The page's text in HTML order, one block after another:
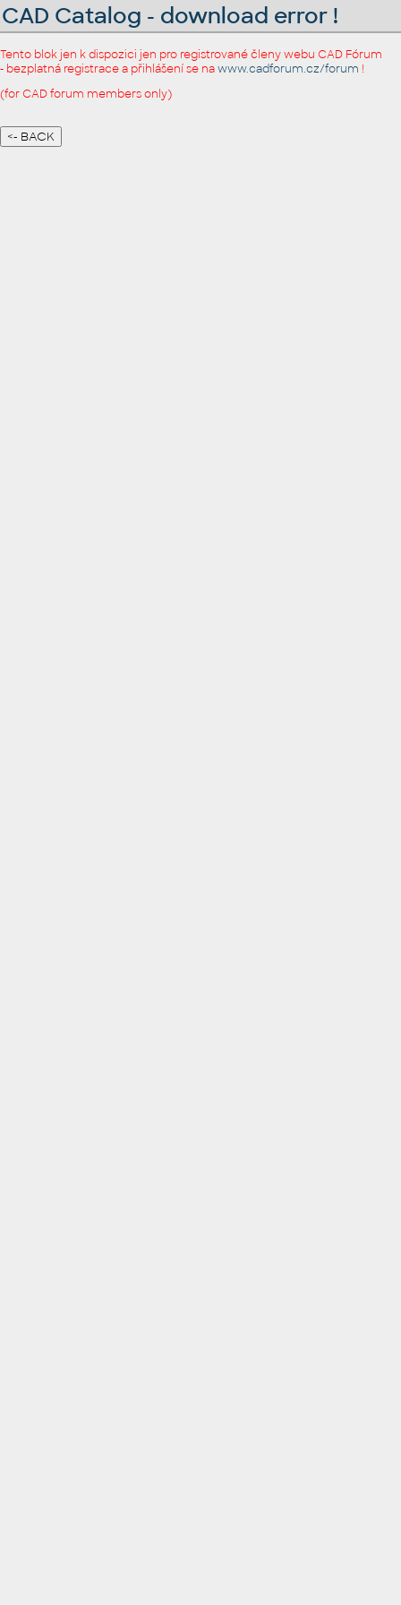
CAD Catalog - download error !
Tento blok jen k dispozici jen pro registrované členy webu CAD Fórum
- bezplatná registrace a přihlášení se nawww.cadforum.cz/forum !
(for CAD forum members only)